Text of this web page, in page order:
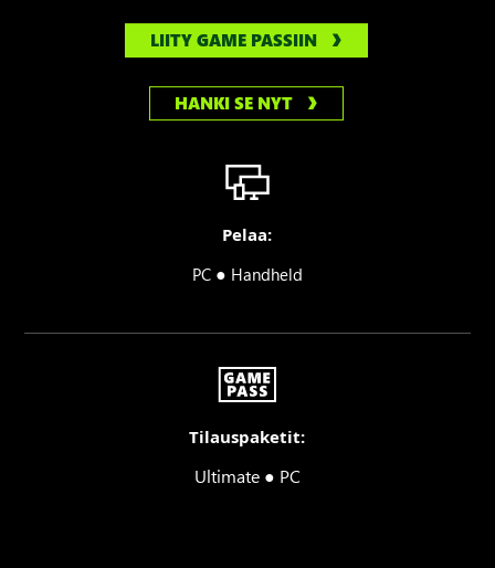
LIITY GAME PASSIIN
HANKI SE NYT
Pelaa:
PC ● Handheld
Tilauspaketit:
Ultimate ● PC